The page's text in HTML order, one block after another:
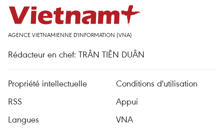
AGENCE VIETNAMIENNE D'INFORMATION (VNA)
Rédacteur en chef: TRÂN TIÊN DUÂN
Propriété intellectuelle
Conditions d'utilisation
RSS
Appui
Langues
VNA